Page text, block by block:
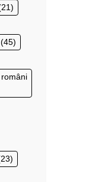
(45)